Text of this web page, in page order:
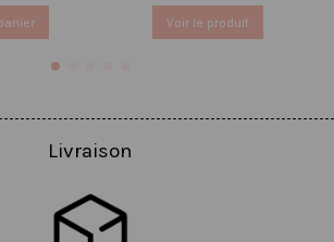
Voir le produit
Livraison